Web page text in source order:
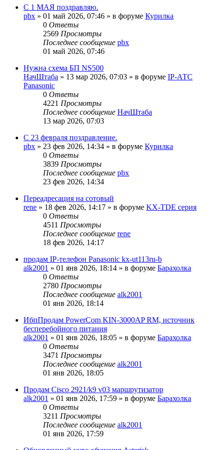
С 1 МАЯ поздравляю.
pbx » 01 май 2026, 07:46 » в форуме Курилка
0 Ответы
2569 Просмотры
Последнее сообщение pbx
01 май 2026, 07:46
Нужна схема БП NS500
НачШтаба » 13 мар 2026, 07:03 » в форуме IP-АТС
Panasonic
0 Ответы
4221 Просмотры
Последнее сообщение НачШтаба
13 мар 2026, 07:03
С 23 февраля поздравление.
pbx » 23 фев 2026, 14:34 » в форуме Курилка
0 Ответы
3839 Просмотры
Последнее сообщение pbx
23 фев 2026, 14:34
Переадресация на сотовый
rene » 18 фев 2026, 14:17 » в форуме KX-TDE серия
0 Ответы
4511 Просмотры
Последнее сообщение rene
18 фев 2026, 14:17
продам IP-телефон Panasonic kx-ut113ru-b
alk2001 » 01 янв 2026, 18:14 » в форуме Барахолка
0 Ответы
2780 Просмотры
Последнее сообщение alk2001
01 янв 2026, 18:14
ИбпПродам PowerCom KIN-3000AP RM, источник
бесперебойного питания
alk2001 » 01 янв 2026, 18:05 » в форуме Барахолка
0 Ответы
3471 Просмотры
Последнее сообщение alk2001
01 янв 2026, 18:05
Продам Cisco 2921/k9 v03 маршрутизатор
alk2001 » 01 янв 2026, 17:59 » в форуме Барахолка
0 Ответы
3211 Просмотры
Последнее сообщение alk2001
01 янв 2026, 17:59